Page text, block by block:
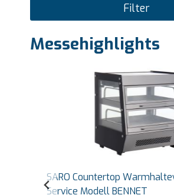
Filter
Messehighlights
SARO Countertop
Service Modell BENNET